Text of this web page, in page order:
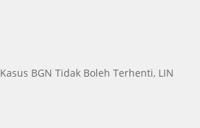
Kasus BGN Tidak Boleh Terhenti, LIN